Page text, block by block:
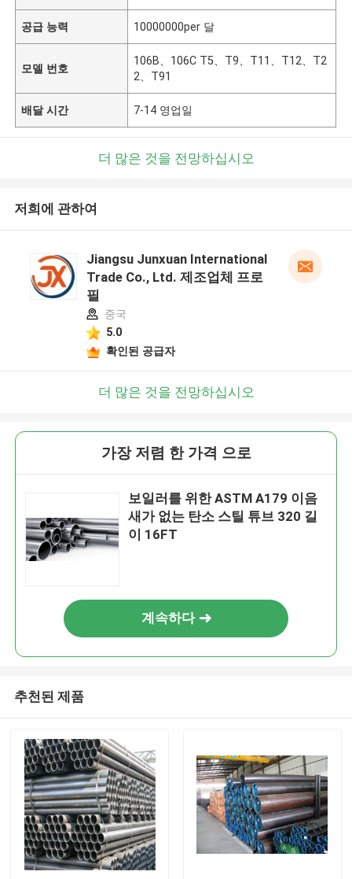
공급 능력 10000000per 달
모델 번호
106B、106C T5、T9、T11、T12、T2
2、T91
배달 시간 7-14 영업일
더 많은 것을 전망하십시오
저희에 관하여
Jiangsu Junxuan International
Trade Co., Ltd. 제조업체 프로
필
중국
5.0
확인된 공급자
더 많은 것을 전망하십시오
가장 저렴 한 가격 으로
보일러를 위한 ASTM A179 이음
새가 없는 탄소 스틸 튜브 320 길
이 16FT
계속하다
추천된 제품